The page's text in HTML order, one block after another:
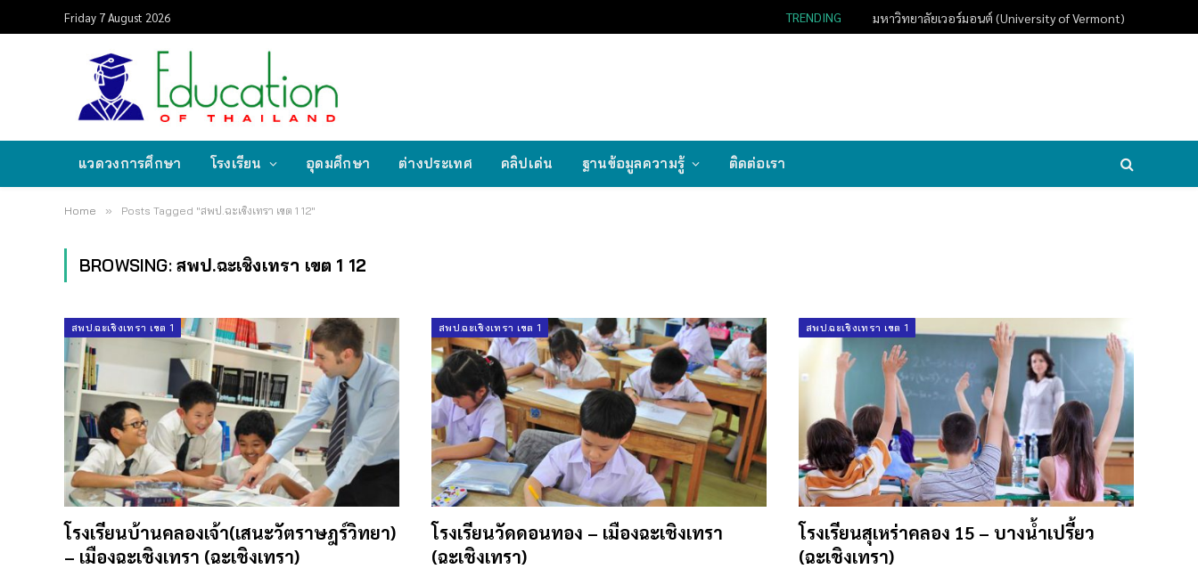
Friday 7 August 2026 TRENDING มหาวิทยาลัยเวอร์มอนต์ (University of Vermont)
แวดวงการศึกษา โรงเรียน อุดมศึกษา ต่างประเทศ คลิปเด่น ฐานข้อมูลความรู้ ติดต่อเรา
Home » Posts Tagged "สพป.ฉะเชิงเทรา เขต 1 12"
BROWSING: สพป.ฉะเชิงเทรา เขต 1 12
สพป.ฉะเชิงเทรา เขต 1
โรงเรียนบ้านคลองเจ้า(เสนะวัตราษฎร์วิทยา)
– เมืองฉะเชิงเทรา (ฉะเชิงเทรา)
สพป.ฉะเชิงเทรา เขต 1
โรงเรียนวัดดอนทอง – เมืองฉะเชิงเทรา
(ฉะเชิงเทรา)
สพป.ฉะเชิงเทรา เขต 1
โรงเรียนสุเหร่าคลอง 15 – บางน้ำเปรี้ยว
(ฉะเชิงเทรา)